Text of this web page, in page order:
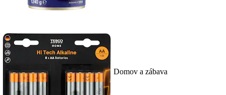
Domov a zábava